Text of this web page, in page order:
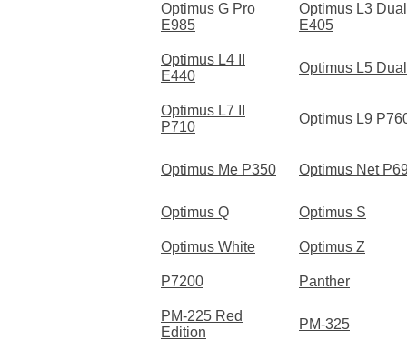
Optimus G Pro
E985
Optimus L3 Dual
E405
Optimus L4 II
E440
Optimus L5 Dual
Optimus L7 II
P710
Optimus L9
Optimus Me P350 Optimus Net
Optimus Q Optimus S
Optimus White Optimus Z
P7200 Panther
PM-225 Red
Edition
PM-325